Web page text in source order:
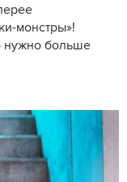
монстры»!
нужно больше